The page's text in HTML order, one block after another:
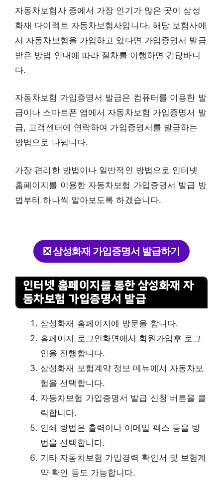
자동차보험사 중에서 가장 인기가 많은 곳이 삼성
화재 다이렉트 자동차보험사입니다. 해당 보험사에
서 자동차보험을 가입하고 있다면 가입증명서 발급
받은 방법 안내에 따라 절차를 이행하면 간닪바니
다.
자동차보험 가입증명서 발급은 컴퓨터를 이용한 발
급이나 스마트폰 앱에서 자동차보험 가입증명서 발
급, 고객센터에 연락하여 가입증명서를 발급하는
방법으로 나뉩니다.
가장 편리한 방법이나 일반적인 방법으로 인터넷
홈페이지를 이용한 자동차보험 가입증명서 발급 방
법부터 하나씩 알아보도록 하겠습니다.
❎ 삼성화재 가입증명서 발급하기
인터넷 홈페이지를 통한 삼성화재 자
동차보험 가입증명서 발급
삼성화재 홈페이지에 방문을 합니다.
홈페이지 로그인화면에서 회원가입후 로그
인을 진행합니다.
삼성화재 보험계약 정보 메뉴에서 자동차보
험을 선택합니다.
자동차보험 가입증명서 발급 신청 버튼을 클
릭합니다.
인쇄 방법은 출력이나 이메일 팩스 등을 방
법을 선택합니다.
기타 자동차보험 가입경력 확인서 및 보험계
약 확인 등도 가능합니다.